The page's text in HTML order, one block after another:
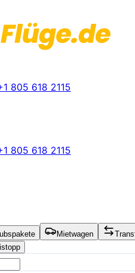
805 618 2115
805 618 2115
Mietwagen